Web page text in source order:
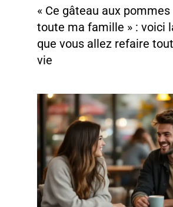
« Ce gâteau aux
toute ma famille » : voici
que vous allez refaire
vie